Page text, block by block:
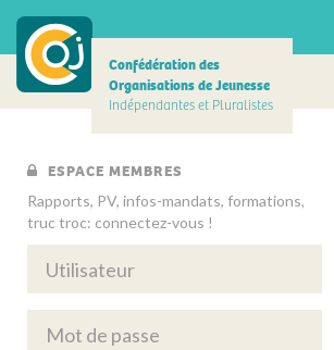
Confédération des
Organisations de Jeunesse
Indépendantes et Pluralistes
ESPACE MEMBRES
Rapports, PV, infos-mandats, formations,
truc troc: connectez-vous !